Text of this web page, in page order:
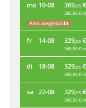
mo 10-08 369,95
385,95 €
Fast ausgebucht
fr 14-08 329,95
345,95 €
di 18-08 329,95
345,95 €
sa 22-08 329,95
345,95 €